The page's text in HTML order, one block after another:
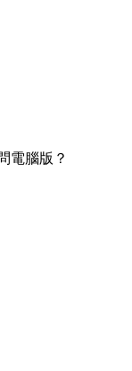
電腦版？